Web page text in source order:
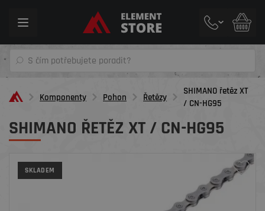
Toggle
Komponenty Pohon Řetězy
SHIMANO řetěz XT
/ CN-HG95
SHIMANO ŘETĚZ XT / CN-HG95
SKLADEM